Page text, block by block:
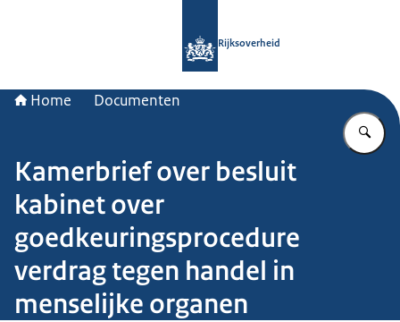
Rijksoverheid
Home Documenten
Kamerbrief over besluit
kabinet over
goedkeuringsprocedure
verdrag tegen handel in
menselijke organen